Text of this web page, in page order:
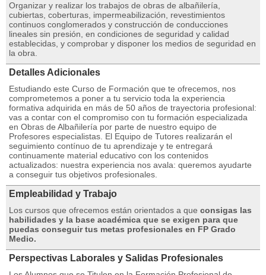
Organizar y realizar los trabajos de obras de albañilería,
cubiertas, coberturas, impermeabilización, revestimientos
continuos conglomerados y construcción de conducciones
lineales sin presión, en condiciones de seguridad y calidad
establecidas, y comprobar y disponer los medios de seguridad en
la obra.
Detalles Adicionales
Estudiando este Curso de Formación que te ofrecemos, nos
comprometemos a poner a tu servicio toda la experiencia
formativa adquirida en más de 50 años de trayectoria profesional:
vas a contar con el compromiso con tu formación especializada
en Obras de Albañilería por parte de nuestro equipo de
Profesores especialistas. El Equipo de Tutores realizarán el
seguimiento contínuo de tu aprendizaje y te entregará
continuamente material educativo con los contenidos
actualizados: nuestra experiencia nos avala: queremos ayudarte
a conseguir tus objetivos profesionales.
Empleabilidad y Trabajo
Los cursos que ofrecemos están orientados a que consigas las
habilidades y la base académica que se exigen para que
puedas conseguir tus metas profesionales en FP Grado
Medio.
Perspectivas Laborales y Salidas Profesionales